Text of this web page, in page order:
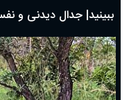
ببینید| جدال دیدنی و